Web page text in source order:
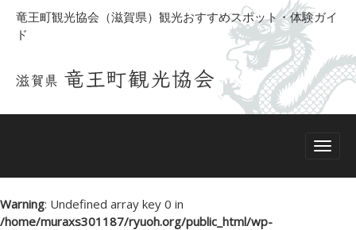
竜王町観光協会（滋賀県）観光おすすめスポット・体験ガイ
ド
Warning: Undefined array key 0 in
/home/muraxs301187/ryuoh.org/public_html/wp-